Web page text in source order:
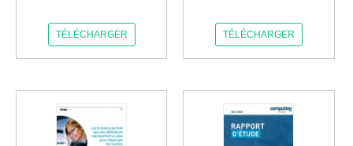
TÉLÉCHARGER TÉLÉCHARGER